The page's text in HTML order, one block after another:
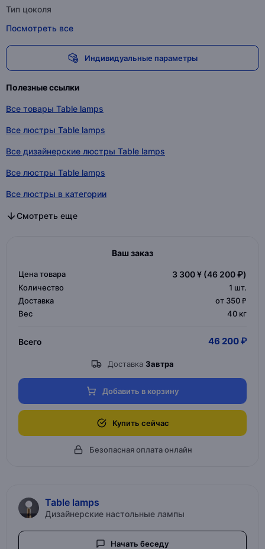
Тип цоколя
Посмотреть все
Индивидуальные параметры
Полезные ссылки
Все товары Table lamps
Все люстры Table lamps
Все дизайнерские люстры Table lamps
Все люстры Table lamps
Все люстры в категории
Все дизайнерские люстры в категории
Все люстры в категории
Смотреть еще
Ваш заказ
Цена товара 3 300 ¥ (46 200 ₽)
Количество 1 шт.
Доставка
от 350 ₽
Вес
40 кг
Всего 46 200 ₽
Доставка Завтра
Добавить в корзину
Купить сейчас
Безопасная оплата онлайн
Table lamps
Дизайнерские настольные лампы
Начать беседу